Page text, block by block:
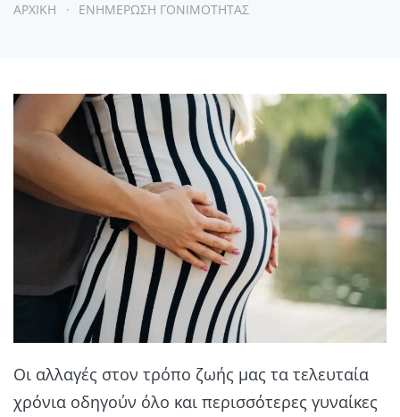
ΑΡΧΙΚΗ ΕΝΗΜΕΡΩΣΗ ΓΟΝΙΜΟΤΗΤΑΣ
Οι αλλαγές στον τρόπο ζωής μας τα τελευταία
χρόνια οδηγούν όλο και περισσότερες γυναίκες